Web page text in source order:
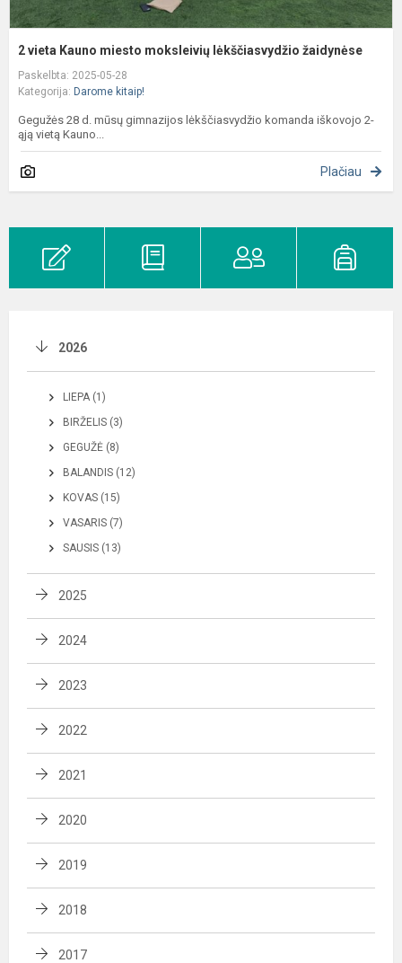
2 vieta Kauno miesto moksleivių lėkščiasvydžio žaidynėse
Paskelbta: 2025-05-28
Kategorija: Darome kitaip!
Gegužės 28 d. mūsų gimnazijos lėkščiasvydžio komanda iškovojo 2-
ąją vietą Kauno...
Plačiau
2026
LIEPA (1)
BIRŽELIS (3)
GEGUŽĖ (8)
BALANDIS (12)
KOVAS (15)
VASARIS (7)
SAUSIS (13)
2025
2024
2023
2022
2021
2020
2019
2018
2017